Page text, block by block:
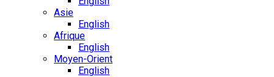
Asie
English
Afrique
English
Moyen-Orient
English